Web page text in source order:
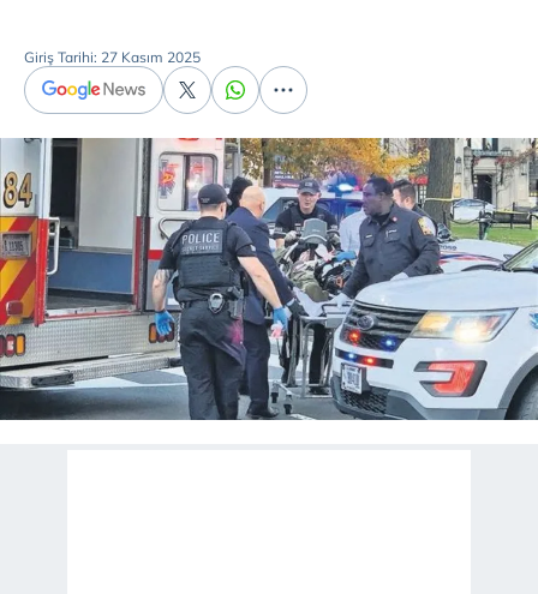
Giriş Tarihi: 27 Kasım 2025